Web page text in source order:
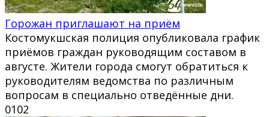
Горожан приглашают на приём
Костомукшская полиция опубликовала график
приёмов граждан руководящим составом в
августе. Жители города смогут обратиться к
руководителям ведомства по различным
вопросам в специально отведённые дни.
0102